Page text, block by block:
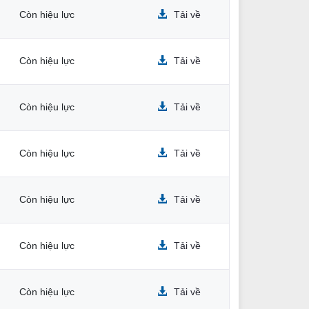
Còn hiệu lực Tải về
Còn hiệu lực Tải về
Còn hiệu lực Tải về
Còn hiệu lực Tải về
Còn hiệu lực Tải về
Còn hiệu lực Tải về
Còn hiệu lực Tải về